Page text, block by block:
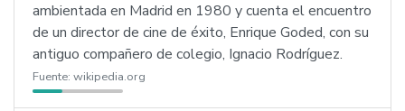
ambientada en Madrid en 1980 y cuenta el encuentro
de un director de cine de éxito, Enrique Goded, con su
antiguo compañero de colegio, Ignacio Rodríguez.
Fuente: wikipedia.org